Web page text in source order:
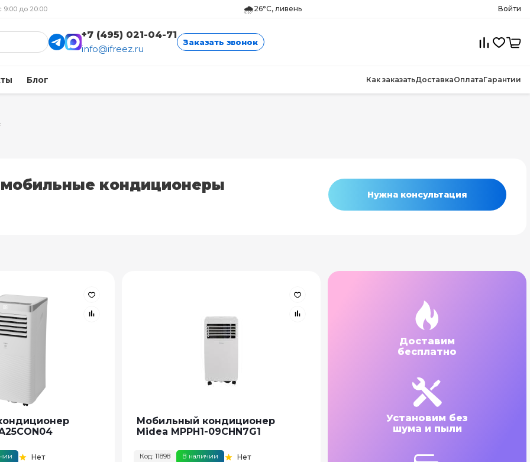
9:00 до 20:00 🌧️26°C, ливень Войти
+7 (495) 021-04-71
info@ifreez.ru
Заказать звонок
Блог Как заказатьДоставкаОплатаГарантии
мобильные кондиционеры
Нужна консультация
Нет
Мобильный кондиционер
Midea MPPH1-09СHN7G1
Код: 11898 В наличии Нет
Доставим
бесплатно
Установим без
шума и пыли